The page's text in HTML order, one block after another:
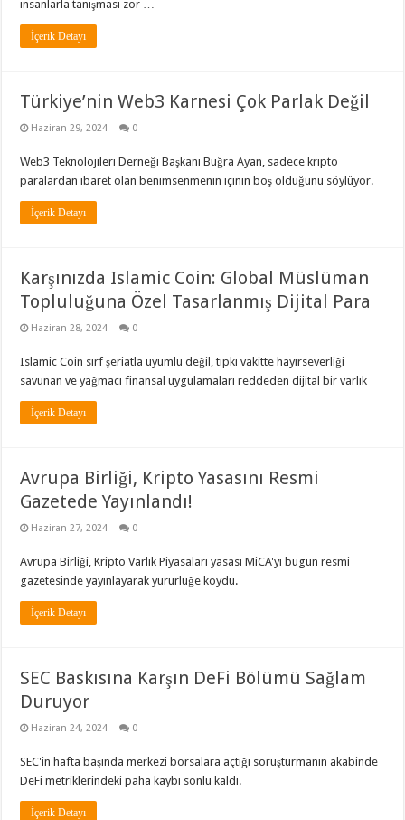
insanlarla tanışması zor …
İçerik Detayı
Türkiye’nin Web3 Karnesi Çok Parlak Değil
Haziran 29, 2024 0
Web3 Teknolojileri Derneği Başkanı Buğra Ayan, sadece kripto
paralardan ibaret olan benimsenmenin içinin boş olduğunu söylüyor.
İçerik Detayı
Karşınızda Islamic Coin: Global Müslüman
Topluluğuna Özel Tasarlanmış Dijital Para
Haziran 28, 2024 0
Islamic Coin sırf şeriatla uyumlu değil, tıpkı vakitte hayırseverliği
savunan ve yağmacı finansal uygulamaları reddeden dijital bir varlık
İçerik Detayı
Avrupa Birliği, Kripto Yasasını Resmi
Gazetede Yayınlandı!
Haziran 27, 2024 0
Avrupa Birliği, Kripto Varlık Piyasaları yasası MiCA'yı bugün resmi
gazetesinde yayınlayarak yürürlüğe koydu.
İçerik Detayı
SEC Baskısına Karşın DeFi Bölümü Sağlam
Duruyor
Haziran 24, 2024 0
SEC'in hafta başında merkezi borsalara açtığı soruşturmanın akabinde
DeFi metriklerindeki paha kaybı sonlu kaldı.
İçerik Detayı